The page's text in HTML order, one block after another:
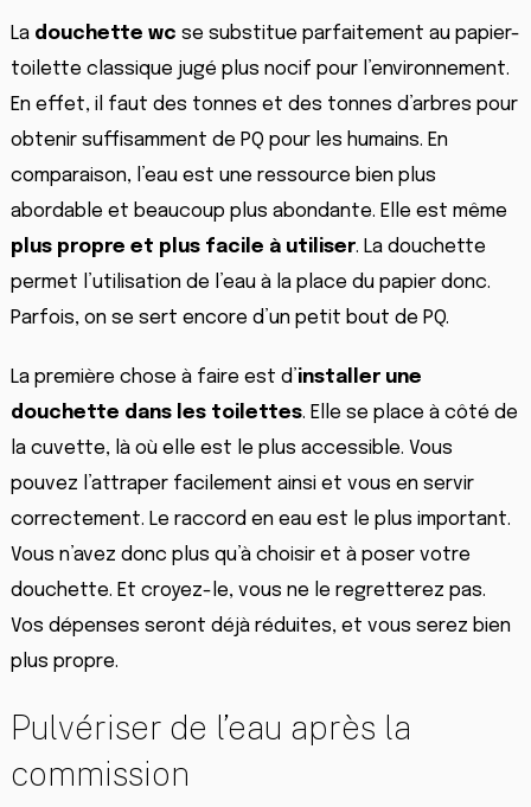
La douchette wc se substitue parfaitement au papier-
toilette classique jugé plus nocif pour l’environnement.
En effet, il faut des tonnes et des tonnes d’arbres pour
obtenir suffisamment de PQ pour les humains. En
comparaison, l’eau est une ressource bien plus
abordable et beaucoup plus abondante. Elle est même
plus propre et plus facile à utiliser. La douchette
permet l’utilisation de l’eau à la place du papier donc.
Parfois, on se sert encore d’un petit bout de PQ.
La première chose à faire est d’installer une
douchette dans les toilettes. Elle se place à côté de
la cuvette, là où elle est le plus accessible. Vous
pouvez l’attraper facilement ainsi et vous en servir
correctement. Le raccord en eau est le plus important.
Vous n’avez donc plus qu’à choisir et à poser votre
douchette. Et croyez-le, vous ne le regretterez pas.
Vos dépenses seront déjà réduites, et vous serez bien
plus propre.
Pulvériser de l’eau après la
commission